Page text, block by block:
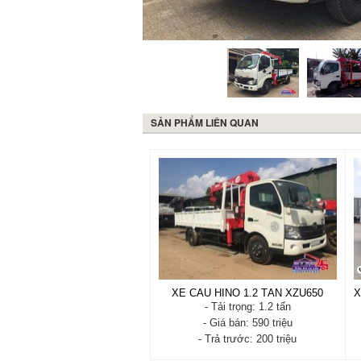
4
SẢN PHẨM LIÊN QUAN
XE CẨU HINO 1.2 TẤN XZU650
- Tải trọng: 1.2 tấn
- Giá bán: 590 triệu
- Trả trước: 200 triệu